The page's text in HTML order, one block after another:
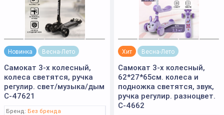
Новинка Весна-Лето
Самокат 3-х колесный,
колеса светятся, ручка
регулир. свет/музыка/дым
C-47621
Бренд: Без бренда
Хит Весна-Лето
Самокат 3-х колесный,
62*27*65см. колеса и
подножка светятся, звук,
ручка регулир. разноцвет.
С-4662